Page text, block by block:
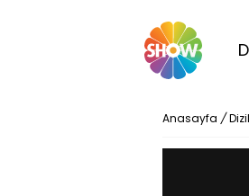
Anasayfa /